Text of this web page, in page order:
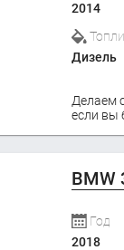
2014
Дизель
Делаем
если вы
BMW
Год
2018